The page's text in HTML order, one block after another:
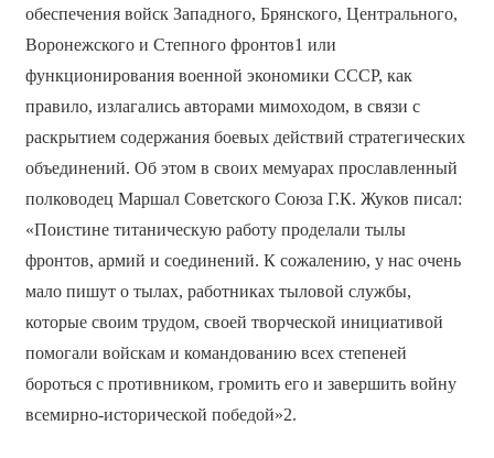
обеспечения войск Западного, Брянского, Центрального,
Воронежского и Степного фронтов1 или
функционирования военной экономики СССР, как
правило, излагались авторами мимоходом, в связи с
раскрытием содержания боевых действий стратегических
объединений. Об этом в своих мемуарах прославленный
полководец Маршал Советского Союза Г.К. Жуков писал:
«Поистине титаническую работу проделали тылы
фронтов, армий и соединений. К сожалению, у нас очень
мало пишут о тылах, работниках тыловой службы,
которые своим трудом, своей творческой инициативой
помогали войскам и командованию всех степеней
бороться с противником, громить его и завершить войну
всемирно-исторической победой»2.